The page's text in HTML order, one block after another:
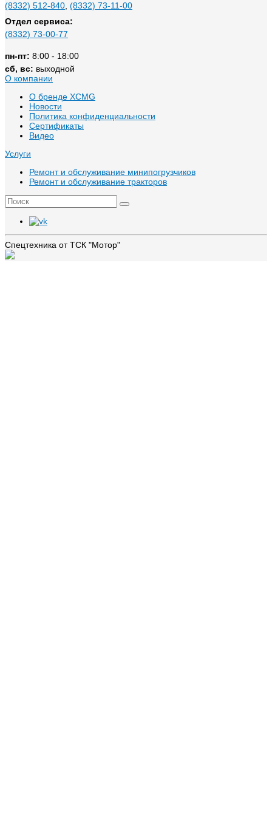
(8332) 512-840, (8332) 73-11-00
Отдел сервиса:
(8332) 73-00-77
пн-пт: 8:00 - 18:00
сб, вс: выходной
О компании
О бренде XCMG
Новости
Политика конфиденциальности
Сертификаты
Видео
Услуги
Ремонт и обслуживание минипогрузчиков
Ремонт и обслуживание тракторов
Спецтехника от ТСК "Мотор"